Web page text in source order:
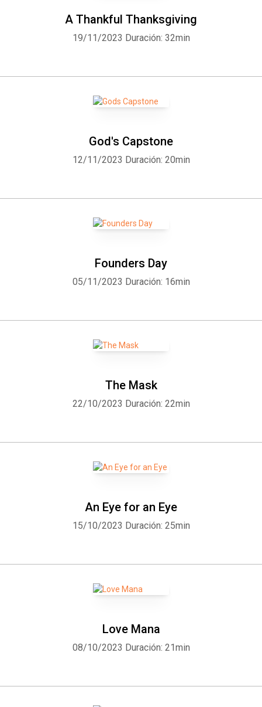
A Thankful Thanksgiving
19/11/2023 Duración: 32min
God's Capstone
12/11/2023 Duración: 20min
Founders Day
05/11/2023 Duración: 16min
The Mask
22/10/2023 Duración: 22min
An Eye for an Eye
15/10/2023 Duración: 25min
Love Mana
08/10/2023 Duración: 21min